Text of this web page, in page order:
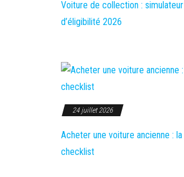
Voiture de collection : simulateur
d’éligibilité 2026
24 juillet 2026
Acheter une voiture ancienne : la
checklist